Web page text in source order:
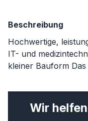
Beschreibung
Hochwertige,
IT- und
kleiner Bauform
Wir